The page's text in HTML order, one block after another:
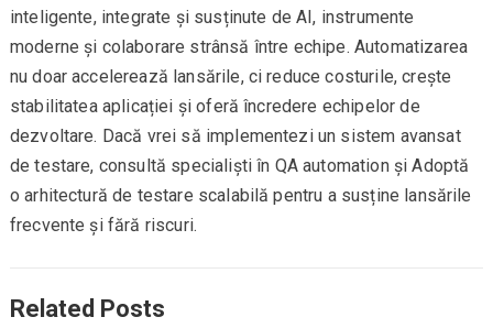
inteligente, integrate și susținute de AI, instrumente
moderne și colaborare strânsă între echipe. Automatizarea
nu doar accelerează lansările, ci reduce costurile, crește
stabilitatea aplicației și oferă încredere echipelor de
dezvoltare. Dacă vrei să implementezi un sistem avansat
de testare, consultă specialiști în QA automation și Adoptă
o arhitectură de testare scalabilă pentru a susține lansările
frecvente și fără riscuri.
Related Posts